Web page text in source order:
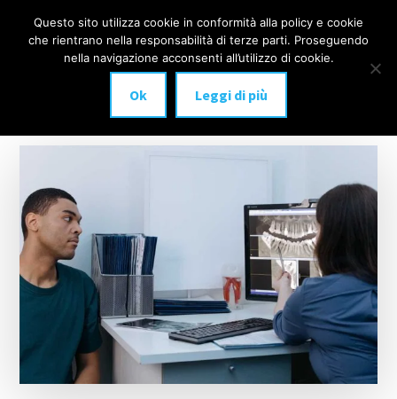
Additional
menu
IMPLANTOLOGIA
DENTALE
anche
carico
immediato!
Menu
Questo sito utilizza cookie in conformità alla policy e cookie
che rientrano nella responsabilità di terze parti. Proseguendo
nella navigazione acconsenti all’utilizzo di cookie.
Ok Leggi di più